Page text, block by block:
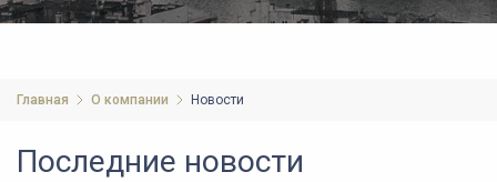
Главная О компании Новости
Последние новости